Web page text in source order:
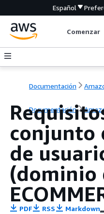
Español
Comenzar
Documentación
Documentación
conjunto
de
(dominio
PDF RSS Markdown